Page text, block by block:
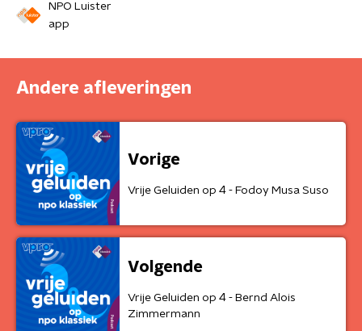
NPO Luister
app
Andere afleveringen
Vorige
Vrije Geluiden op 4 - Fodoy Musa Suso
Volgende
Vrije Geluiden op 4 - Bernd Alois
Zimmermann